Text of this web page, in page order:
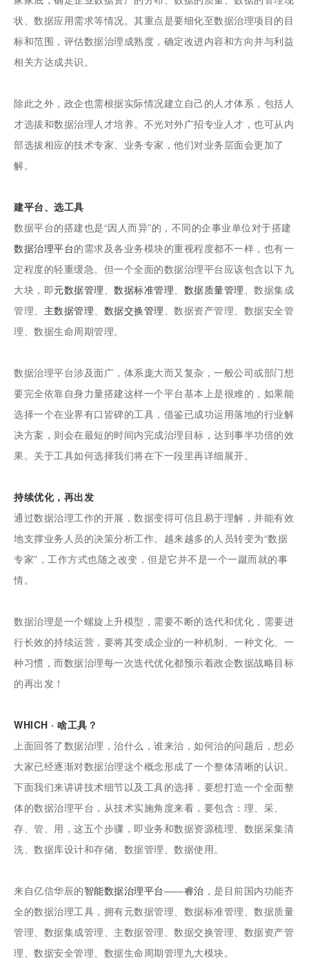
状、数据应用需求等情况。其重点是要细化至数据治理项目的目
标和范围，评估数据治理成熟度，确定改进内容和方向并与利益
相关方达成共识。
除此之外，政企也需根据实际情况建立自己的人才体系，包括人
才选拔和数据治理人才培养。不光对外广招专业人才，也可从内
部选拔相应的技术专家、业务专家，他们对业务层面会更加了
解。
建平台、选工具
数据平台的搭建也是“因人而异”的，不同的企事业单位对于搭建
数据治理平台的需求及各业务模块的重视程度都不一样，也有一
定程度的轻重缓急。但一个全面的数据治理平台应该包含以下九
大块，即元数据管理、数据标准管理、 数据质量管理、数据集成
管理、 主数据管理、 数据交换管理、数据资产管理、数据安全管
理、数据生命周期管理。
数据治理平台涉及面广，体系庞大而又复杂，一般公司或部门想
要完全依靠自身力量搭建这样一个平台基本上是很难的，如果能
选择一个在业界有口皆碑的工具，借鉴已成功运用落地的行业解
决方案，则会在最短的时间内完成治理目标，达到事半功倍的效
果。关于工具如何选择我们将在下一段里再详细展开。
持续优化，再出发
通过数据治理工作的开展，数据变得可信且易于理解，并能有效
地支撑业务人员的决策分析工作。越来越多的人员转变为“数据
专家”，工作方式也随之改变，但是它并不是一个一蹴而就的事
情。
数据治理是一个螺旋上升模型，需要不断的迭代和优化，需要进
行长效的持续运营，要将其变成企业的一种机制、一种文化、一
种习惯，而数据治理每一次迭代优化都预示着政企数据战略目标
的再出发！
WHICH · 啥工具？
上面回答了数据治理，治什么，谁来治，如何治的问题后，想必
大家已经逐渐对数据治理这个概念形成了一个整体清晰的认识。
下面我们来讲讲技术细节以及工具的选择，要想打造一个全面整
体的数据治理平台，从技术实施角度来看，要包含：理、采、
存、管、用，这五个步骤，即业务和数据资源梳理、数据采集清
洗、数据库设计和存储、数据管理、数据使用。
来自亿信华辰的智能数据治理平台——睿治 ，是目前国内功能齐
全的数据治理工具，拥有元数据管理、数据标准管理、数据质量
管理、数据集成管理、主数据管理、数据交换管理、数据资产管
理、数据安全管理、数据生命周期管理九大模块。